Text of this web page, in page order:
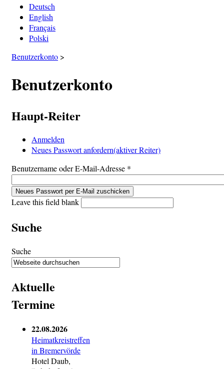
Deutsch
English
Français
Polski
Benutzerkonto >
Benutzerkonto
Haupt-Reiter
Anmelden
Neues Passwort anfordern(aktiver Reiter)
Benutzername oder E-Mail-Adresse *
Leave this field blank
Suche
Suche
Aktuelle
Termine
22.08.2026
Heimatkreistreffen
in Bremervörde
Hotel Daub,